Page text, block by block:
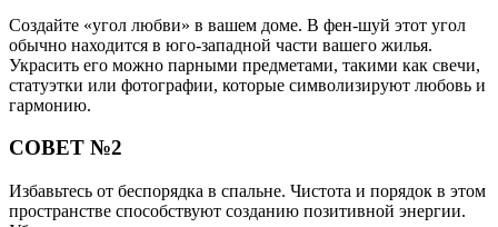
Создайте «угол любви» в вашем доме. В фен-шуй этот угол
обычно находится в юго-западной части вашего жилья.
Украсить его можно парными предметами, такими как свечи,
статуэтки или фотографии, которые символизируют любовь и
гармонию.
СОВЕТ №2
Избавьтесь от беспорядка в спальне. Чистота и порядок в этом
пространстве способствуют созданию позитивной энергии.